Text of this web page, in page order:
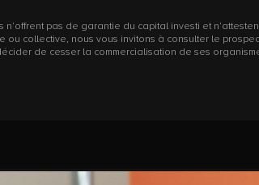
pas de garantie du capital investi et
collective, nous vous invitons à consulter le
de cesser la commercialisation de ses